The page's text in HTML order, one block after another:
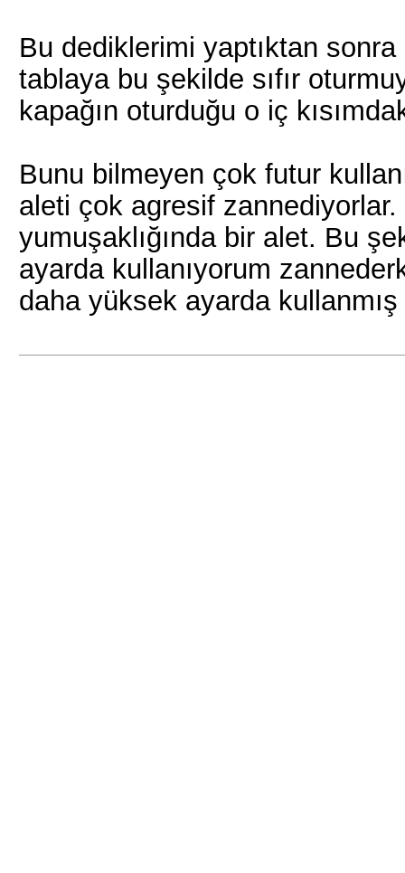
Bu dediklerimi yaptıktan
tablaya bu şekilde sıfır
kapağın oturduğu o iç
Bunu bilmeyen çok futur
aleti çok agresif
yumuşaklığında bir alet. Bu
ayarda kullanıyorum
daha yüksek ayarda